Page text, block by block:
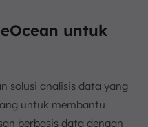
untuk
solusi analisis data yang
untuk membantu
berbasis data dengan